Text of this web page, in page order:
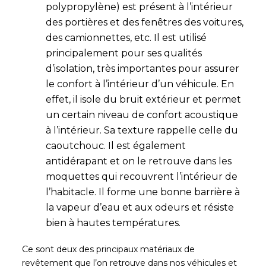
polypropylène) est présent à l’intérieur
des portières et des fenêtres des voitures,
des camionnettes, etc. Il est utilisé
principalement pour ses qualités
d’isolation, très importantes pour assurer
le confort à l’intérieur d’un véhicule. En
effet, il isole du bruit extérieur et permet
un certain niveau de confort acoustique
à l’intérieur. Sa texture rappelle celle du
caoutchouc. Il est également
antidérapant et on le retrouve dans les
moquettes qui recouvrent l’intérieur de
l’habitacle. Il forme une bonne barrière à
la vapeur d’eau et aux odeurs et résiste
bien à hautes températures.
Ce sont deux des principaux matériaux de
revêtement que l’on retrouve dans nos véhicules et